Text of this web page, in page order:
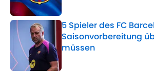
5 Spieler des FC
Saisonvorbereitung
müssen